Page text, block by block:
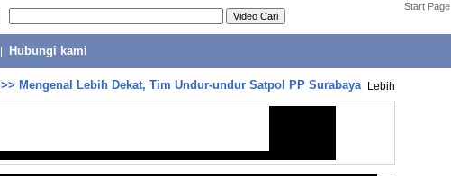
Start Page
Hubungi kami
>> Mengenal Lebih Dekat, Tim Undur-undur Satpol PP Surabaya Lebih